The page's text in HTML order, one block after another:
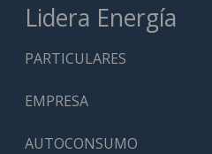
Lidera Energía
PARTICULARES
EMPRESA
AUTOCONSUMO